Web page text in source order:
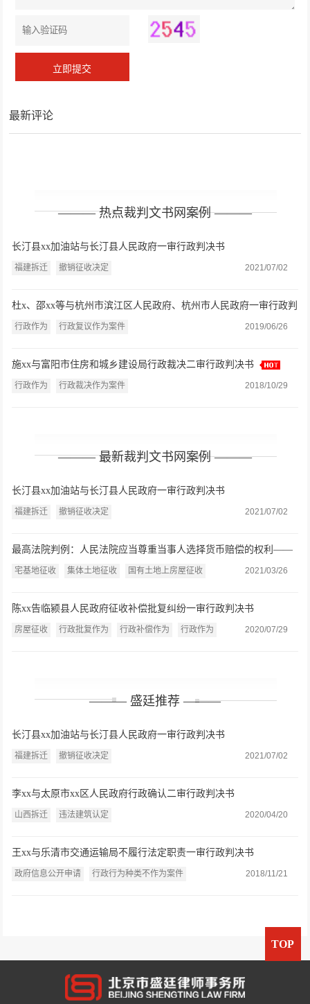
最新评论
——— 热点裁判文书网案例 ———
长汀县xx加油站与长汀县人民政府一审行政判决书
福建拆迁 撤销征收决定 2021/07/02
杜x、邵xx等与杭州市滨江区人民政府、杭州市人民政府一审行政判
决书
行政作为 行政复议作为案件 2019/06/26
施xx与富阳市住房和城乡建设局行政裁决二审行政判决书
行政作为 行政裁决作为案件 2018/10/29
——— 最新裁判文书网案例 ———
长汀县xx加油站与长汀县人民政府一审行政判决书
福建拆迁 撤销征收决定 2021/07/02
最高法院判例：人民法院应当尊重当事人选择货币赔偿的权利——
张玉贵、张保莲诉杏花岭区政府行政赔偿案
宅基地征收 集体土地征收 国有土地上房屋征收 2021/03/26
陈xx告临颍县人民政府征收补偿批复纠纷一审行政判决书
房屋征收 行政批复作为 行政补偿作为 行政作为 2020/07/29
——— 盛廷推荐 ———
长汀县xx加油站与长汀县人民政府一审行政判决书
福建拆迁 撤销征收决定 2021/07/02
李xx与太原市xx区人民政府行政确认二审行政判决书
山西拆迁 违法建筑认定 2020/04/20
王xx与乐清市交通运输局不履行法定职责一审行政判决书
政府信息公开申请 行政行为种类不作为案件 2018/11/21
TOP